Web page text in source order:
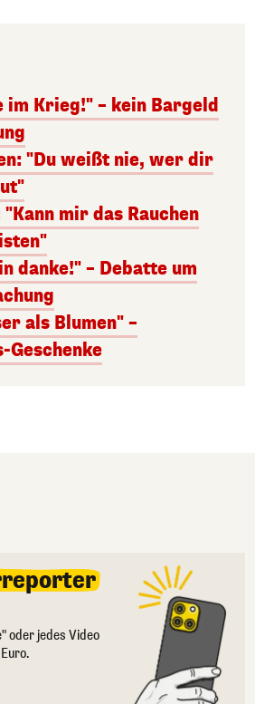
im Krieg!" – kein Bargeld
"Du weißt nie, wer dir
mir das Rauchen
danke!" – Debatte um
als Blumen" –
Geschenke
oder jedes Video